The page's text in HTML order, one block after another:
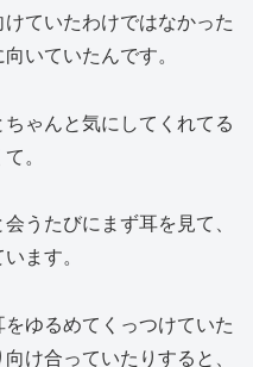
ていたわけではなかった
いていたんです。
ゃんと気にしてくれてる
。
うたびにまず耳を見て、
ます。
ゆるめてくっつけていた
け合っていたりすると、